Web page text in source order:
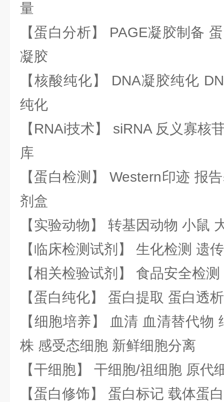
量
【蛋白分析】 PAGE凝胶制备
凝胶
【核酸纯化】 DNA凝胶纯化
纯化
【RNAi技术】 siRNA 反义寡核
库
【蛋白检测】 Western印迹 报
剂盒
【实验动物】 转基因动物 小鼠
【临床检测试剂】 生化检测 遗
【相关检验试剂】 食品安全检
【蛋白纯化】 蛋白提取 蛋白透
【细胞培养】 血清 血清替代物
株 感受态细胞 新鲜细胞分离
【干细胞】 干细胞/祖细胞 原代
【蛋白修饰】 蛋白标记 载体蛋